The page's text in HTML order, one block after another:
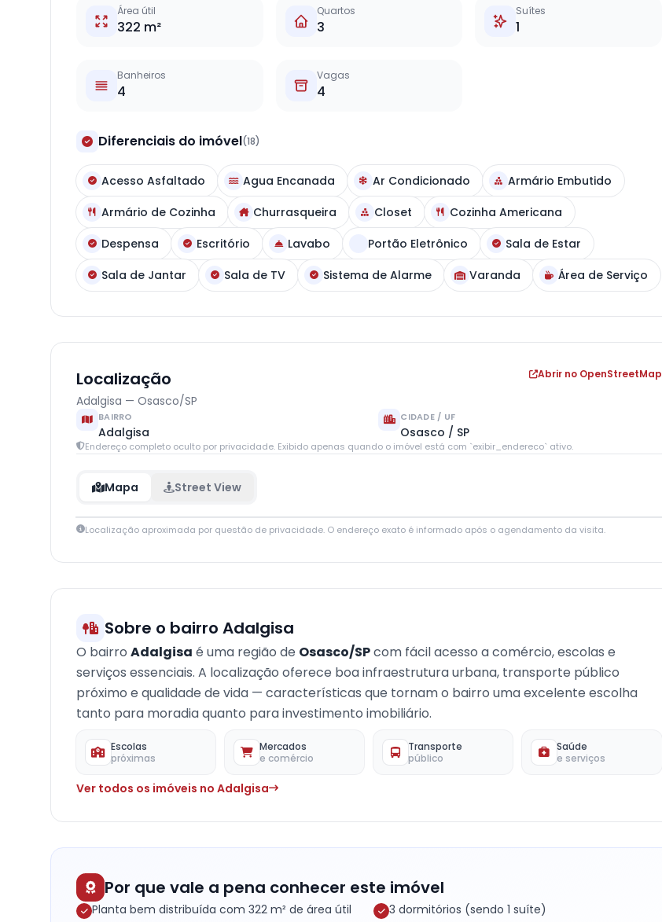
Área útil
322 m²
Quartos
3
Suítes
1
Banheiros
4
Vagas
4
Diferenciais do imóvel(18)
Acesso Asfaltado Agua Encanada Ar Condicionado
Armário Embutido
Armário de Cozinha
Churrasqueira Closet
Cozinha Americana
Despensa
Escritório Lavabo Portão Eletrônico
Sala de Estar
Sala de Jantar
Sala de TV Sistema de Alarme Varanda Área de Serviço
Localização
Adalgisa — Osasco/SP
Abrir no OpenStreetMap
BAIRRO
Adalgisa
CIDADE / UF
Osasco / SP
Endereço completo oculto por privacidade. Exibido apenas quando o imóvel está com `exibir_endereco` ativo.
Mapa Street View
+
−
Localização aproximada por questão de privacidade. O endereço exato é informado após o agendamento da visita.
Sobre o bairro Adalgisa
O bairro Adalgisa é uma região de Osasco/SPcom fácil acesso a comércio, escolas e
serviços essenciais. A localização oferece boa infraestrutura urbana, transporte público
próximo e qualidade de vida — características que tornam o bairro uma excelente escolha
tanto para moradia quanto para investimento imobiliário.
Escolas
próximas
Mercados
e comércio
Transporte
público
Saúde
e serviços
Ver todos os imóveis no Adalgisa
Por que vale a pena conhecer este imóvel
Planta bem distribuída com 322 m² de área útil
3 dormitórios (sendo 1 suíte)